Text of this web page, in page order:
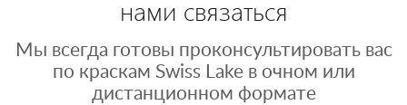
нами связаться
Мы всегда готовы проконсультировать вас
по краскам Swiss Lake в очном или
дистанционном формате